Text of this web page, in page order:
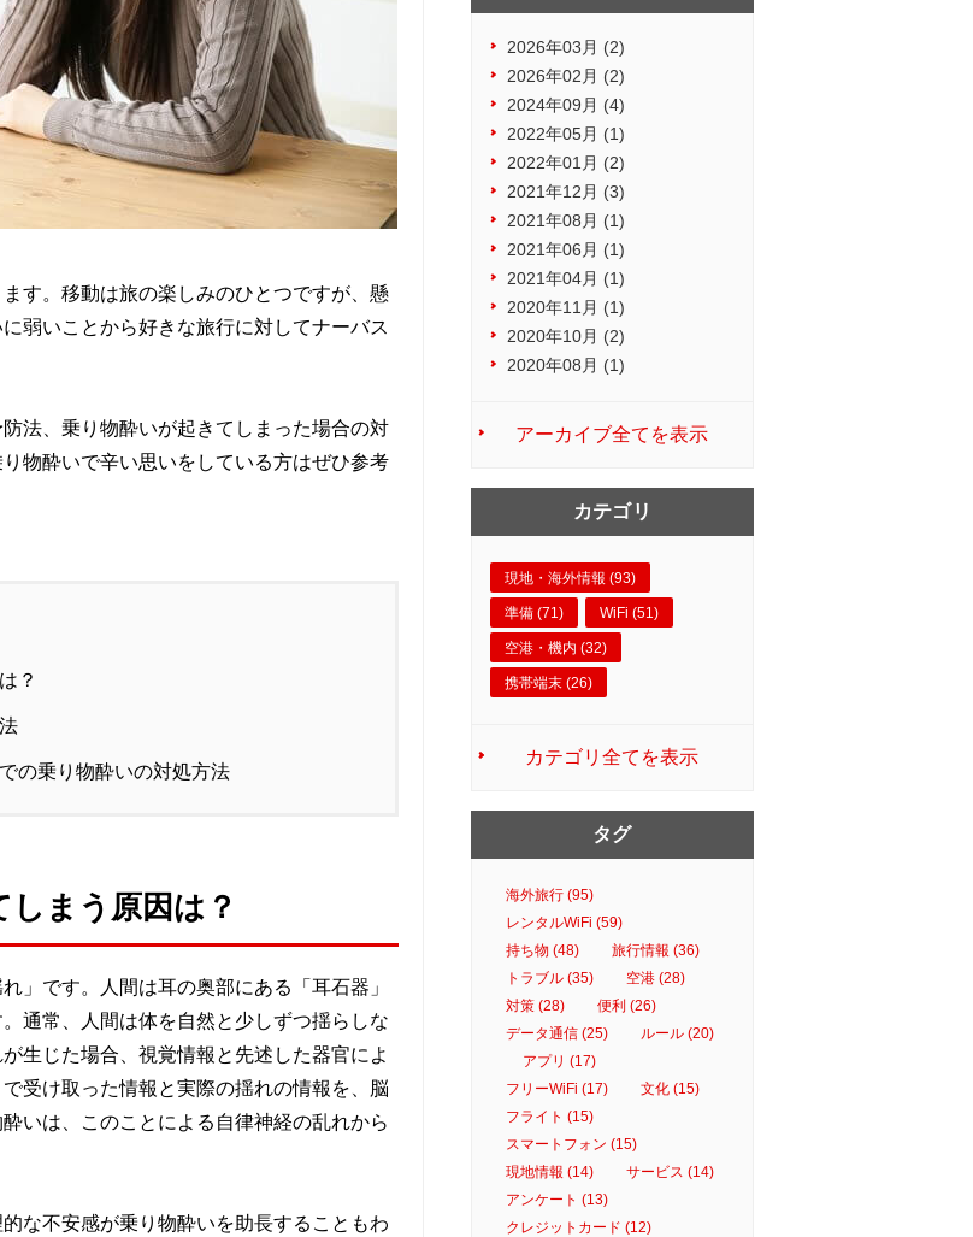
す。移動は旅の楽しみのひとつですが、懸
弱いことから好きな旅行に対してナーバス
法、乗り物酔いが起きてしまった場合の対
物酔いで辛い思いをしている方はぜひ参考
？
の乗り物酔いの対処方法
まう原因は？
」です。人間は耳の奥部にある「耳石器」
通常、人間は体を自然と少しずつ揺らしな
生じた場合、視覚情報と先述した器官によ
受け取った情報と実際の揺れの情報を、脳
いは、このことによる自律神経の乱れから
な不安感が乗り物酔いを助長することもわ
2026年03月 (2)
2026年02月 (2)
2024年09月 (4)
2022年05月 (1)
2022年01月 (2)
2021年12月 (3)
2021年08月 (1)
2021年06月 (1)
2021年04月 (1)
2020年11月 (1)
2020年10月 (2)
2020年08月 (1)
アーカイブ全てを表示
カテゴリ
現地・海外情報 (93)
準備 (71) WiFi (51)
空港・機内 (32)
携帯端末 (26)
カテゴリ全てを表示
タグ
海外旅行 (95)
レンタルWiFi (59)
持ち物 (48)
旅行情報 (36)
トラブル (35)
空港 (28)
対策 (28)
便利 (26)
データ通信 (25)
ルール (20)
アプリ (17)
フリーWiFi (17)
文化 (15)
フライト (15)
スマートフォン (15)
現地情報 (14)
サービス (14)
アンケート (13)
クレジットカード (12)